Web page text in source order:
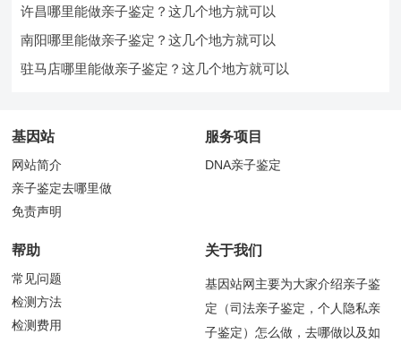
许昌哪里能做亲子鉴定？这几个地方就可以
南阳哪里能做亲子鉴定？这几个地方就可以
驻马店哪里能做亲子鉴定？这几个地方就可以
基因站
网站简介
亲子鉴定去哪里做
免责声明
服务项目
DNA亲子鉴定
帮助
常见问题
检测方法
检测费用
关于我们
基因站网主要为大家介绍亲子鉴
定（司法亲子鉴定，个人隐私亲
子鉴定）怎么做，去哪做以及如